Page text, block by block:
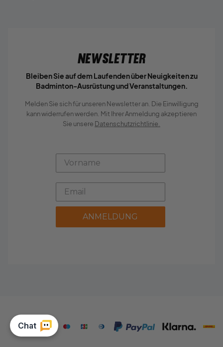
Newsletter
Bleiben Sie auf dem Laufenden über Neuigkeiten zu
Badminton-Ausrüstung und Veranstaltungen.
Melden Sie sich für unseren Newsletter an. Die Einwilligung
kann widerrufen werden. Mit Ihrer Anmeldung akzeptieren
Sie unsere Datenschutzrichtlinie.
ANMELDUNG